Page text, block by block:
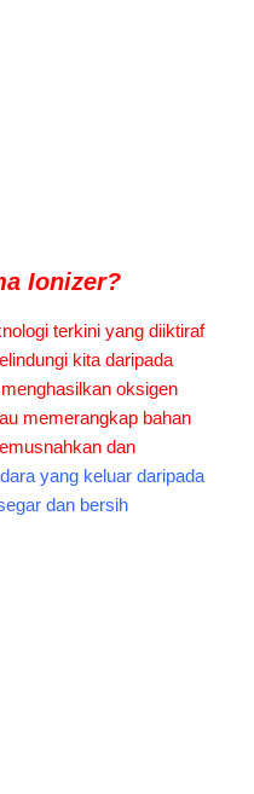
Ionizer?
terkini yang diiktiraf
kita daripada
menghasilkan oksigen
memerangkap bahan
dan
yang keluar daripada
dan bersih